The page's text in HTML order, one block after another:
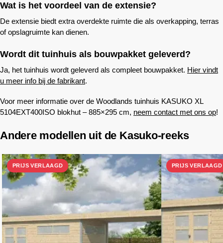
Wat is het voordeel van de extensie?
De extensie biedt extra overdekte ruimte die als overkapping, terras
of opslagruimte kan dienen.
Wordt dit tuinhuis als bouwpakket geleverd?
Ja, het tuinhuis wordt geleverd als compleet bouwpakket. Hier vindt
u meer info bij de fabrikant.
Voor meer informatie over de Woodlands tuinhuis KASUKO XL
5104EXT400ISO blokhut – 885×295 cm, neem contact met ons op!
Andere modellen uit de Kasuko-reeks